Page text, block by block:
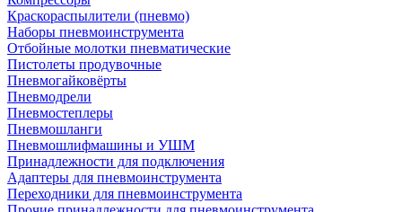
Краскораспылители (пневмо)
Наборы пневмоинструмента
Отбойные молотки пневматические
Пистолеты продувочные
Пневмогайковёрты
Пневмодрели
Пневмостеплеры
Пневмошланги
Пневмошлифмашины и УШМ
Принадлежности для подключения
Адаптеры для пневмоинструмента
Переходники для пневмоинструмента